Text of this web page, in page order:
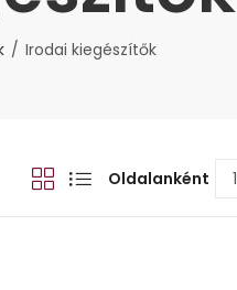
Irodai kiegészítők
Oldalanként